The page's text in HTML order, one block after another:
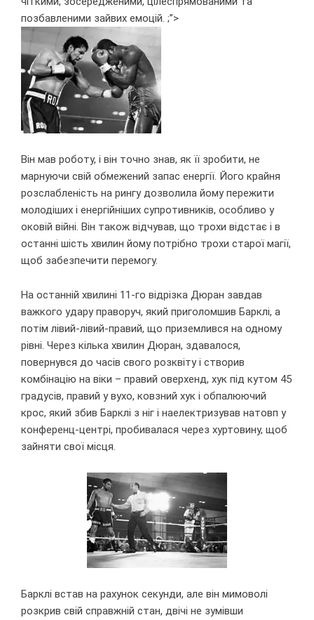
позбавленими зайвих емоцій. ;”>
Він мав роботу, і він точно знав, як її зробити, не
марнуючи свій обмежений запас енергії. Його крайня
розслабленість на рингу дозволила йому пережити
молодіших і енергійніших супротивників, особливо у
оковій війні. Він також відчував, що трохи відстає і в
останні шість хвилин йому потрібно трохи старої магії,
щоб забезпечити перемогу.
На останній хвилині 11-го відрізка Дюран завдав
важкого удару праворуч, який приголомшив Барклі, а
потім лівий-лівий-правий, що приземлився на одному
рівні. Через кілька хвилин Дюран, здавалося,
повернувся до часів свого розквіту і створив
комбінацію на віки – правий оверхенд, хук під кутом 45
градусів, правий у вухо, ковзний хук і обпалюючий
крос, який збив Барклі з ніг і наелектризував натовп у
конференц-центрі, пробивалася через хуртовину, щоб
зайняти свої місця.
Барклі встав на рахунок секунди, але він мимоволі
розкрив свій справжній стан, двічі не зумівши